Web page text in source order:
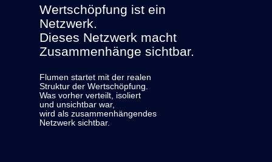
steuern
Produktion
Abläufe
im
transparent
machen
und
verbessern
Wertschöpfung ist ein
Netzwerk.
Dieses Netzwerk macht
Zusammenhänge sichtbar.
Flumen startet mit der realen
Struktur der Wertschöpfung.
Was vorher verteilt, isoliert
und unsichtbar war,
wird als zusammenhängendes
Netzwerk sichtbar.